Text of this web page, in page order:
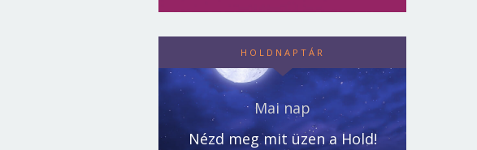
HOLDNAPTÁR
Mai nap
Nézd meg mit üzen a Hold!